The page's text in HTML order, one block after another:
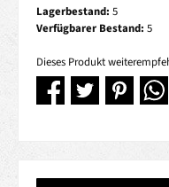
Lagerbestand: 5
Verfügbarer Bestand: 5
Dieses Produkt